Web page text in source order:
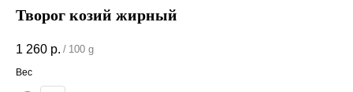
Творог козий жирный
1 260 р. / 100 g
Вес